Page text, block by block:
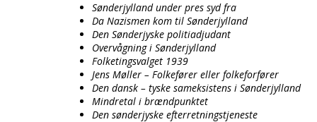
Sønderjylland under pres syd fra
Da Nazismen kom til Sønderjylland
Den Sønderjyske politiadjudant
Overvågning i Sønderjylland
Folketingsvalget 1939
Jens Møller – Folkefører eller folkeforfører
Den dansk – tyske sameksistens i Sønderjylland
Mindretal i brændpunktet
Den sønderjyske efterretningstjeneste